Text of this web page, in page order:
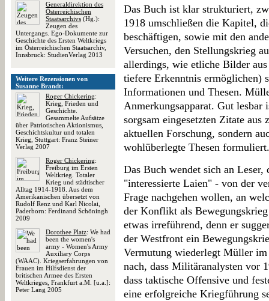
Generaldirektion des
Österreichischen
Staatsarchivs (Hg.):
Zeugen des
Untergangs. Ego-Dokumente zur
Geschichte des Ersten Weltkriegs
im Österreichischen Staatsarchiv,
Innsbruck: StudienVerlag 2013
Weitere Rezensionen von
Susanne Brandt:
Roger Chickering:
Krieg, Frieden und
Geschichte.
Gesammelte Aufsätze
über Patriotischen Aktionismus,
Geschichtskultur und totalen
Krieg, Stuttgart: Franz Steiner
Verlag 2007
Roger Chickering:
Freiburg im Ersten
Weltkrieg. Totaler
Krieg und städtischer
Alltag 1914-1918. Aus dem
Amerikanischen übersetzt von
Rudolf Renz und Karl Nicolai,
Paderborn: Ferdinand Schöningh
2009
Dorothee Platz: We had
been the women's
army - Women's Army
Auxiliary Corps
(WAAC). Kriegserfahrungen von
Frauen im Hilfsdienst der
britischen Armee des Ersten
Weltkrieges, Frankfurt a.M. [u.a.]:
Peter Lang 2005
Das Buch ist klar strukturiert,
1918 umschließen die Kapitel,
beschäftigen, sowie mit den
Versuchen, den Stellungskrieg
allerdings, wie etliche Bilder
tiefere Erkenntnis ermöglichen)
Informationen und Thesen.
Anmerkungsapparat. Gut
sorgsam eingesetzten Zitate aus
aktuellen Forschung, sondern
wohlüberlegte Thesen formuliert.
Das Buch wendet sich an Leser,
"interessierte Laien" - von der
Frage nachgehen wollen, an
der Konflikt als
etwas irreführend, denn er
der Westfront ein
Vermutung wiederlegt Müller
nach, dass Militäranalysten vor
dass taktische Offensive und
eine erfolgreiche Kriegführung